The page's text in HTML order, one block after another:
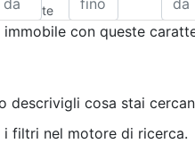
indipendentecon queste
descrivigli cosa stai
filtri nel motore di ricerca.